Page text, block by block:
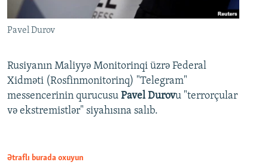
Pavel Durov
Rusiyanın Maliyyə Monitorinqi üzrə Federal
Xidməti (Rosfinmonitorinq) "Telegram"
messencerinin qurucusu Pavel Durovu "terrorçular
və ekstremistlər" siyahısına salıb.
Ətraflı burada oxuyun